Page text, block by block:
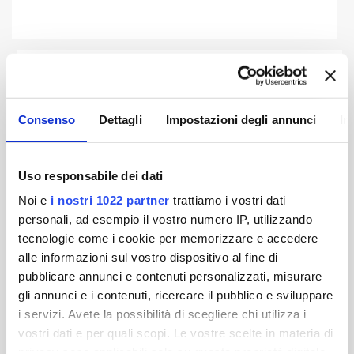
Consenso Dettagli Impostazioni degli annunci
Uso responsabile dei dati
Noi e i nostri 1022 partner trattiamo i vostri dati
personali, ad esempio il vostro numero IP, utilizzando
tecnologie come i cookie per memorizzare e accedere
alle informazioni sul vostro dispositivo al fine di
pubblicare annunci e contenuti personalizzati, misurare
gli annunci e i contenuti, ricercare il pubblico e sviluppare
i servizi. Avete la possibilità di scegliere chi utilizza i
vostri dati e per quali scopi. Le vostre scelte in materia di
Archivio bilanci precedenti
Bilancio 2021 Bilancio 2020
Bilancio 2019 Bilancio 2018
Bilancio 2016